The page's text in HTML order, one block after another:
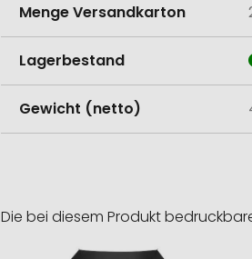
Menge Versandkarton
Lagerbestand
Gewicht (netto)
Die bei diesem Produkt